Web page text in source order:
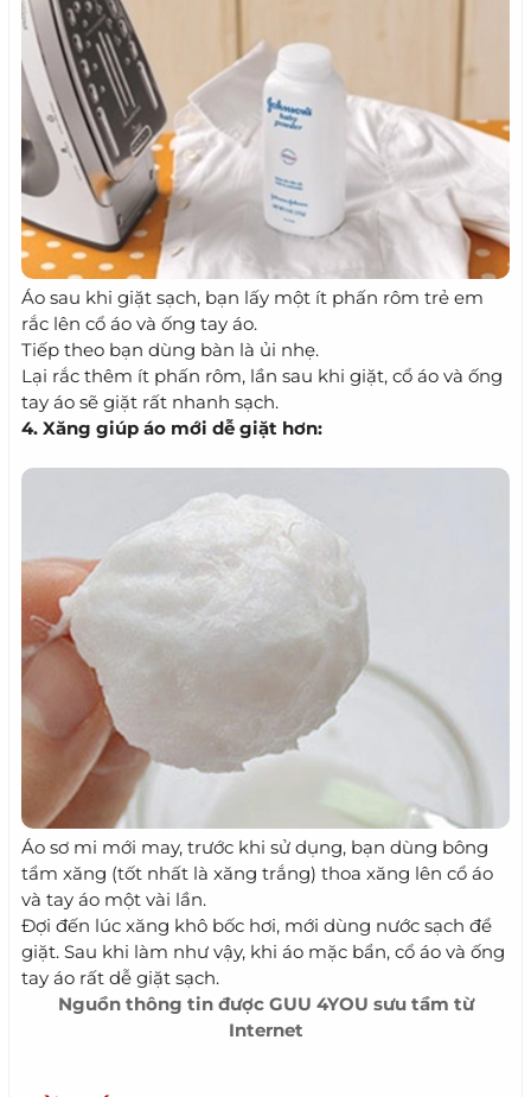
Áo sau khi giặt sạch, bạn lấy một ít phấn rôm trẻ em
rắc lên cổ áo và ống tay áo.
Tiếp theo bạn dùng bàn là ủi nhẹ.
Lại rắc thêm ít phấn rôm, lần sau khi giặt, cổ áo và ống
tay áo sẽ giặt rất nhanh sạch.
4. Xăng giúp áo mới dễ giặt hơn:
Áo sơ mi mới may, trước khi sử dụng, bạn dùng bông
tẩm xăng (tốt nhất là xăng trắng) thoa xăng lên cổ áo
và tay áo một vài lần.
Đợi đến lúc xăng khô bốc hơi, mới dùng nước sạch để
giặt. Sau khi làm như vậy, khi áo mặc bẩn, cổ áo và ống
tay áo rất dễ giặt sạch.
Nguồn thông tin được GUU 4YOU sưu tầm từ
Internet